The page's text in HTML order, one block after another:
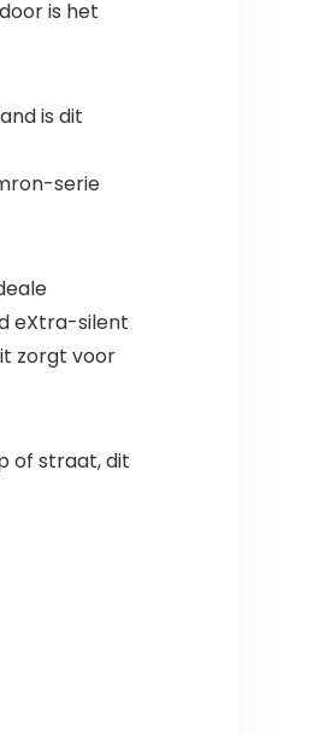
is het
is dit
serie
eXtra-silent
zorgt voor
of straat, dit